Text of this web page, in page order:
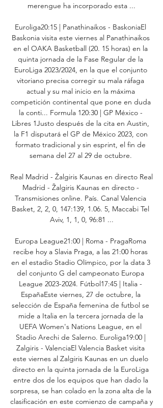
merengue ha incorporado esta ...
Euroliga20:15 | Panathinaikos - BaskoniaEl
Baskonia visita este viernes al Panathinaikos
en el OAKA Basketball (20. 15 horas) en la
quinta jornada de la Fase Regular de la
EuroLiga 2023/2024, en la que el conjunto
vitoriano precisa corregir su mala ráfaga
actual y su mal inicio en la máxima
competición continental que pone en duda
la conti... Formula 120:30 | GP México -
Libres 1Justo después de la cita en Austin,
la F1 disputará el GP de México 2023, con
formato tradicional y sin esprint, el fin de
semana del 27 al 29 de octubre.
Real Madrid - Žalgiris Kaunas en directo Real
Madrid - Žalgiris Kaunas en directo -
Transmisiones online. País. Canal Valencia
Basket, 2, 2, 0, 147:139, 1.06. 5, Maccabi Tel
Aviv, 1, 1, 0, 96:81 ...
Europa League21:00 | Roma - PragaRoma
recibe hoy a Slavia Praga, a las 21:00 horas
en el estadio Stadio Olímpico, por la data 3
del conjunto G del campeonato Europa
League 2023-2024. Fútbol17:45 | Italia -
EspañaEste viernes, 27 de octubre, la
selección de España femenina de futbol se
mide a Italia en la tercera jornada de la
UEFA Women's Nations League, en el
Stadio Arechi de Salerno. Euroliga19:00 |
Zalgiris - ValenciaEl Valencia Basket visita
este viernes al Zalgiris Kaunas en un duelo
directo en la quinta jornada de la EuroLiga
entre dos de los equipos que han dado la
sorpresa, se han colado en la zona alta de la
clasificación en este comienzo de campaña y